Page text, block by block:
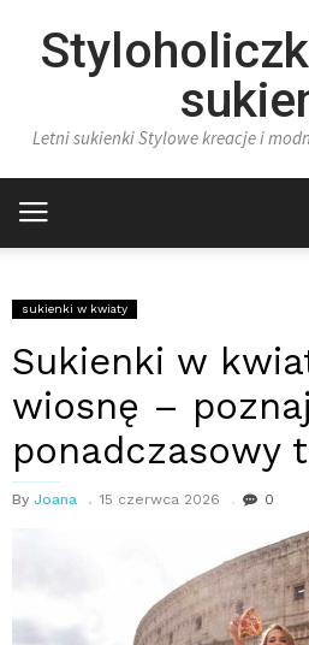
Letni sukienki Stylowe kreacje i
sukienki w kwiaty
Sukienki w
wiosnę – poznaj
ponadczasowy
By Joana 15 czerwca 2026 0